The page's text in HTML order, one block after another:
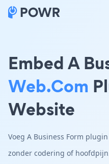
Embed A
Web.com
Website
Voeg A Business Form
zonder codering of